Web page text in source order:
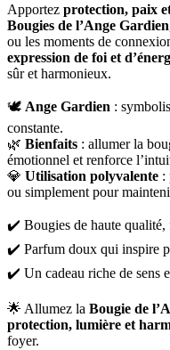
Apportez protection, paix
Bougies de l’Ange Gardien
ou les moments de
expression de foi et
sûr et harmonieux.
🕊️ Ange Gardien :
constante.
🌿 Bienfaits : allumer la
émotionnel et renforce
💎 Utilisation polyvalente :
ou simplement pour
✔️ Bougies de haute qualité,
✔️ Parfum doux qui inspire
✔️ Un cadeau riche de sens
🌟 Allumez la Bougie de
protection, lumière et
foyer.